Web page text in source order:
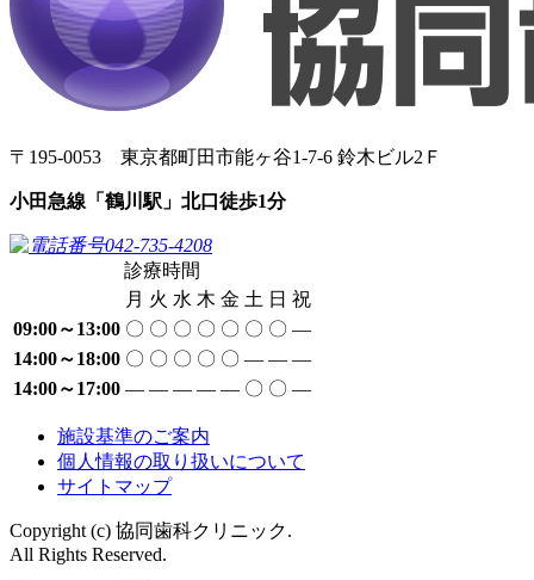
〒195-0053 東京都町田市能ヶ谷1-7-6 鈴木ビル2Ｆ
小田急線「鶴川駅」北口徒歩1分
診療時間
月 火 水 木 金 土 日 祝
09:00～13:00 〇 〇 〇 〇 〇 〇 〇 ―
14:00～18:00 〇 〇 〇 〇 〇 ― ― ―
14:00～17:00 ― ― ― ― ― 〇 〇 ―
施設基準のご案内
個人情報の取り扱いについて
サイトマップ
Copyright (c) 協同歯科クリニック.
All Rights Reserved.